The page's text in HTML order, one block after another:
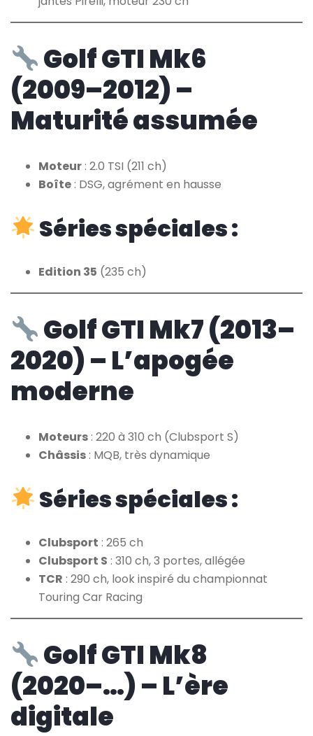
Golf GTI Mk6
(2009–2012) –
Maturité assumée
Moteur : 2.0 TSI (211 ch)
Boîte : DSG, agrément en hausse
Séries spéciales :
Edition 35 (235 ch)
Golf GTI Mk7 (2013–
2020) – L’apogée
moderne
Moteurs : 220 à 310 ch (Clubsport S)
Châssis : MQB, très dynamique
Séries spéciales :
Clubsport : 265 ch
Clubsport S : 310 ch, 3 portes, allégée
TCR : 290 ch, look inspiré du championnat
Touring Car Racing
Golf GTI Mk8
(2020–…) – L’ère
digitale